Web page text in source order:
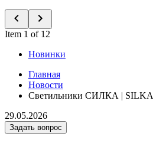
Item 1 of 12
Новинки
Главная
Новости
Светильники СИЛКА | SILKA
29.05.2026
Задать вопрос